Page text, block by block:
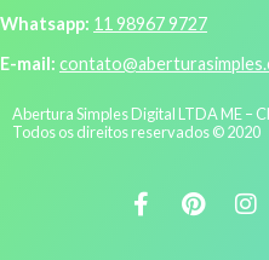
Whatsapp: 11 98967 9727
E-mail:
Abertura Simples Digital LTDA ME –
Todos os direitos reservados © 2020